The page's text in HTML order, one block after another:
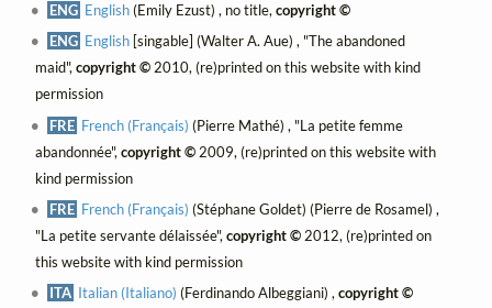
ENG English(Emily Ezust) , no title,copyright ©
ENG English [singable] (Walter A. Aue) , "The abandoned
maid",copyright ©2010, (re)printed on this website with kind
permission
FRE French (Français) (Pierre Mathé) , "La petite femme
abandonnée", copyright ©2009, (re)printed on this website with
kind permission
FRE French (Français) (Stéphane Goldet) (Pierre de Rosamel) ,
"La petite servante délaissée", copyright ©2012, (re)printed on
this website with kind permission
ITA Italian (Italiano) (Ferdinando Albeggiani) ,copyright ©